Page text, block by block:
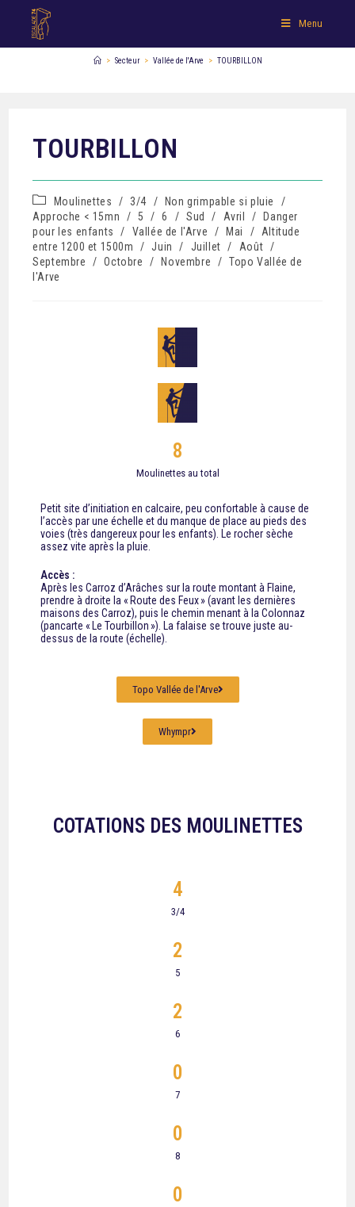
Menu
> Secteur > Vallée de l'Arve > TOURBILLON
TOURBILLON
Moulinettes / 3/4 / Non grimpable si pluie
/
Approche < 15mn
/ 5 / 6 / Sud / Avril /
Danger
pour les enfants
/ Vallée de l'Arve / Mai /
Altitude
entre 1200 et 1500m
/ Juin / Juillet / Août /
Septembre
/ Octobre / Novembre / Topo Vallée de
l'Arve
Moulinettes au total
8
Petit site d’initiation en calcaire, peu confortable à cause de
l’accès par une échelle et du manque de place au pieds des
voies (très dangereux pour les enfants). Le rocher sèche
assez vite après la pluie.
Accès :
Après les Carroz d’Arâches sur la route montant à Flaine,
prendre à droite la « Route des Feux » (avant les dernières
maisons des Carroz), puis le chemin menant à la Colonnaz
(pancarte « Le Tourbillon »). La falaise se trouve juste au-
dessus de la route (échelle).
Topo Vallée de l'Arve
Whympr
COTATIONS DES MOULINETTES
3/4
4
5
2
6
2
7
0
8
0
0